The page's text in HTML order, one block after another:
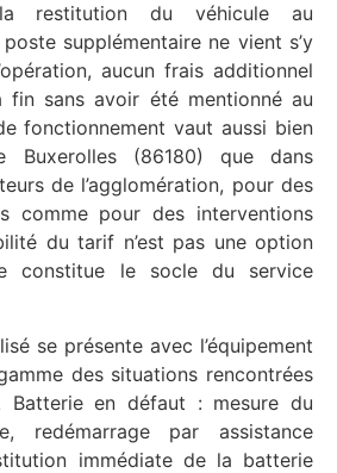
la restitution du véhicule au
supplémentaire ne vient s’y
aucun frais additionnel
fin sans avoir été mentionné au
fonctionnement vaut aussi bien
(86180) que dans
de l’agglomération, pour des
comme pour des interventions
du tarif n’est pas une option
constitue le socle du service
se présente avec l’équipement
des situations rencontrées
en défaut : mesure du
redémarrage par assistance
immédiate de la batterie